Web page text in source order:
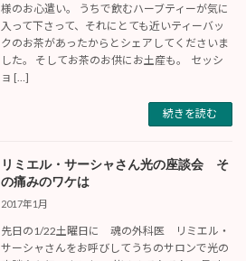
様のお心遣い。 うちで飲むハーブティーが気に
入って下さって、それにとても近いティーバッ
クのお茶があったからとシェアしてくださいま
した。 そしてお茶のお供にお土産も。 セッシ
ョ […]
続きを読む
リミエル・サーシャさん光の座談会 そ
の痛みのワケは
2017年1月
先日の1/22土曜日に 魂の外科医 リミエル・
サーシャさんをお呼びしてうちのサロンで光の